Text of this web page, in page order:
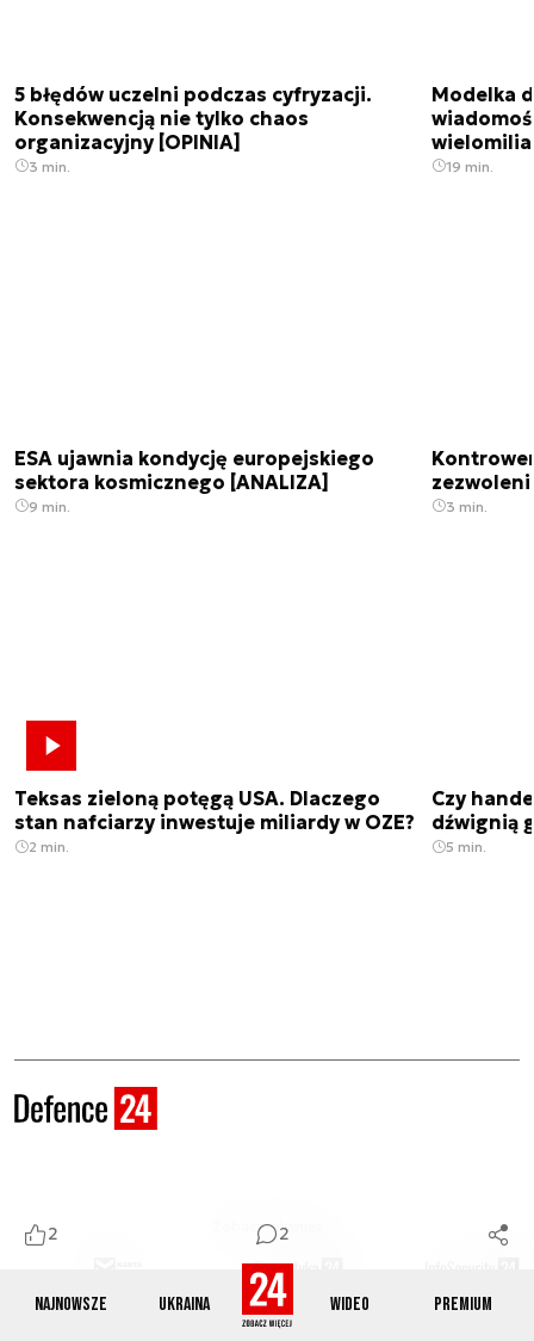
Najnowsze Ukraina Wideo Premium
2 2
5 błędów uczelni podczas cyfryzacji.
Konsekwencją nie tylko chaos
organizacyjny [OPINIA]
3 min.
Modelka
19 min.
ESA ujawnia kondycję europejskiego
sektora kosmicznego [ANALIZA]
9 min. 3 min.
Teksas zieloną potęgą USA. Dlaczego
stan nafciarzy inwestuje miliardy w OZE?
2 min.
Czy
dźwignią
5 min.
Zobacz również